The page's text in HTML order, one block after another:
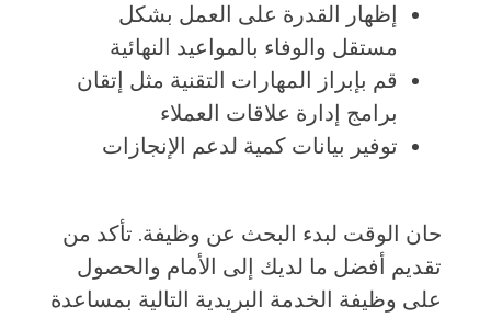
إظهار القدرة على العمل بشكل
مستقل والوفاء بالمواعيد النهائية
قم بإبراز المهارات التقنية مثل إتقان
برامج إدارة علاقات العملاء
توفير بيانات كمية لدعم الإنجازات
حان الوقت لبدء البحث عن وظيفة. تأكد من
تقديم أفضل ما لديك إلى الأمام والحصول
على وظيفة الخدمة البريدية التالية بمساعدة